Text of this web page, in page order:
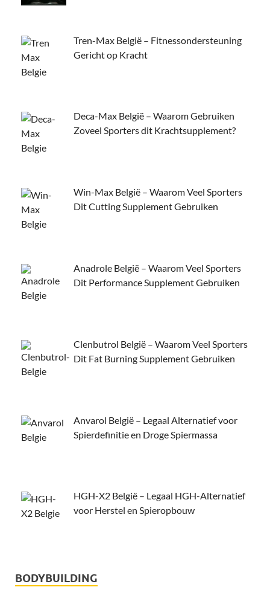
Tren-Max België – Fitnessondersteuning
Gericht op Kracht
Deca-Max België – Waarom Gebruiken
Zoveel Sporters dit Krachtsupplement?
Win-Max België – Waarom Veel Sporters
Dit Cutting Supplement Gebruiken
Anadrole België – Waarom Veel Sporters
Dit Performance Supplement Gebruiken
Clenbutrol België – Waarom Veel Sporters
Dit Fat Burning Supplement Gebruiken
Anvarol België – Legaal Alternatief voor
Spierdefinitie en Droge Spiermassa
HGH-X2 België – Legaal HGH-Alternatief
voor Herstel en Spieropbouw
BODYBUILDING